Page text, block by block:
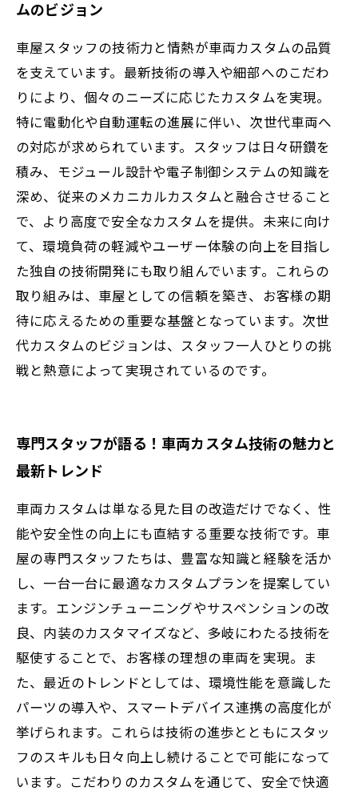
ムのビジョン
車屋スタッフの技術力と情熱が車両カスタムの品質
を支えています。最新技術の導入や細部へのこだわ
りにより、個々のニーズに応じたカスタムを実現。
特に電動化や自動運転の進展に伴い、次世代車両へ
の対応が求められています。スタッフは日々研鑽を
積み、モジュール設計や電子制御システムの知識を
深め、従来のメカニカルカスタムと融合させること
で、より高度で安全なカスタムを提供。未来に向け
て、環境負荷の軽減やユーザー体験の向上を目指し
た独自の技術開発にも取り組んでいます。これらの
取り組みは、車屋としての信頼を築き、お客様の期
待に応えるための重要な基盤となっています。次世
代カスタムのビジョンは、スタッフ一人ひとりの挑
戦と熱意によって実現されているのです。
専門スタッフが語る！車両カスタム技術の魅力と
最新トレンド
車両カスタムは単なる見た目の改造だけでなく、性
能や安全性の向上にも直結する重要な技術です。車
屋の専門スタッフたちは、豊富な知識と経験を活か
し、一台一台に最適なカスタムプランを提案してい
ます。エンジンチューニングやサスペンションの改
良、内装のカスタマイズなど、多岐にわたる技術を
駆使することで、お客様の理想の車両を実現。ま
た、最近のトレンドとしては、環境性能を意識した
パーツの導入や、スマートデバイス連携の高度化が
挙げられます。これらは技術の進歩とともにスタッ
フのスキルも日々向上し続けることで可能になって
います。こだわりのカスタムを通じて、安全で快適